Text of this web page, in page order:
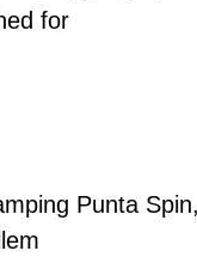
for
Punta Spin,